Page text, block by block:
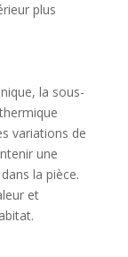
plus
la sous-
variations de
une
la pièce.
et